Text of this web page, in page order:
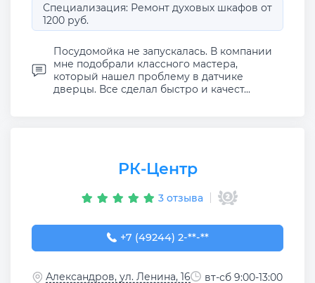
Специализация: Ремонт духовых шкафов от
1200 руб.
Посудомойка не запускалась. В компании
мне подобрали классного мастера,
который нашел проблему в датчике
дверцы. Все сделал быстро и качест...
РК-Центр
3 отзыва
+7 (49244) 2-04-61
+7 (49244) 2-**-**
Александров, ул. Ленина, 16 вт-сб 9:00-13:00